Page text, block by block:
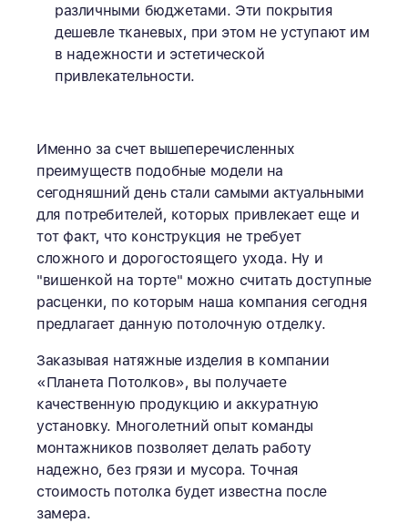
различными бюджетами. Эти покрытия
дешевле тканевых, при этом не уступают им
в надежности и эстетической
привлекательности.
Именно за счет вышеперечисленных
преимуществ подобные модели на
сегодняшний день стали самыми актуальными
для потребителей, которых привлекает еще и
тот факт, что конструкция не требует
сложного и дорогостоящего ухода. Ну и
"вишенкой на торте" можно считать доступные
расценки, по которым наша компания сегодня
предлагает данную потолочную отделку.
Заказывая натяжные изделия в компании
«Планета Потолков», вы получаете
качественную продукцию и аккуратную
установку. Многолетний опыт команды
монтажников позволяет делать работу
надежно, без грязи и мусора. Точная
стоимость потолка будет известна после
замера.